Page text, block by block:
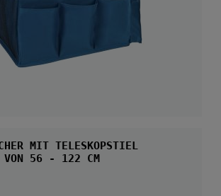
MIT TELESKOPSTIEL
VON 56 - 122 CM